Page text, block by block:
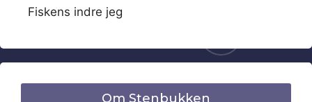
Fiskens indre jeg
Om Stenbukken